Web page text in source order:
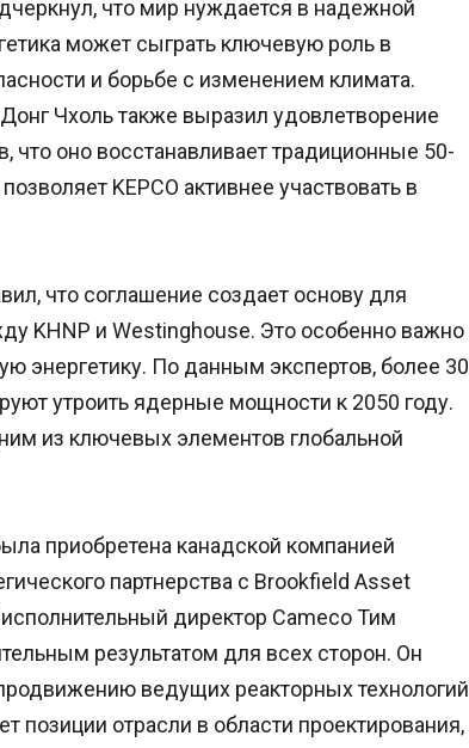
что мир нуждается в надежной
может сыграть ключевую роль в
и борьбе с изменением климата.
Чхоль также выразил удовлетворение
что оно восстанавливает традиционные 50-
KEPCO активнее участвовать в
что соглашение создает основу для
KHNP и Westinghouse. Это особенно важно
энергетику. По данным экспертов, более 30
утроить ядерные мощности к 2050 году.
из ключевых элементов глобальной
приобретена канадской компанией
партнерства с Brookfield Asset
директор Cameco Тим
результатом для всех сторон. Он
ведущих реакторных технологий
позиции отрасли в области проектирования,